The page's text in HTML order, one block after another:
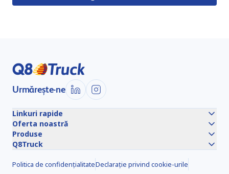
Urmărește-ne
Linkuri rapide
Oferta noastră
Produse
Q8Truck
Politica de confidențialitateDeclarație privind cookie-urile